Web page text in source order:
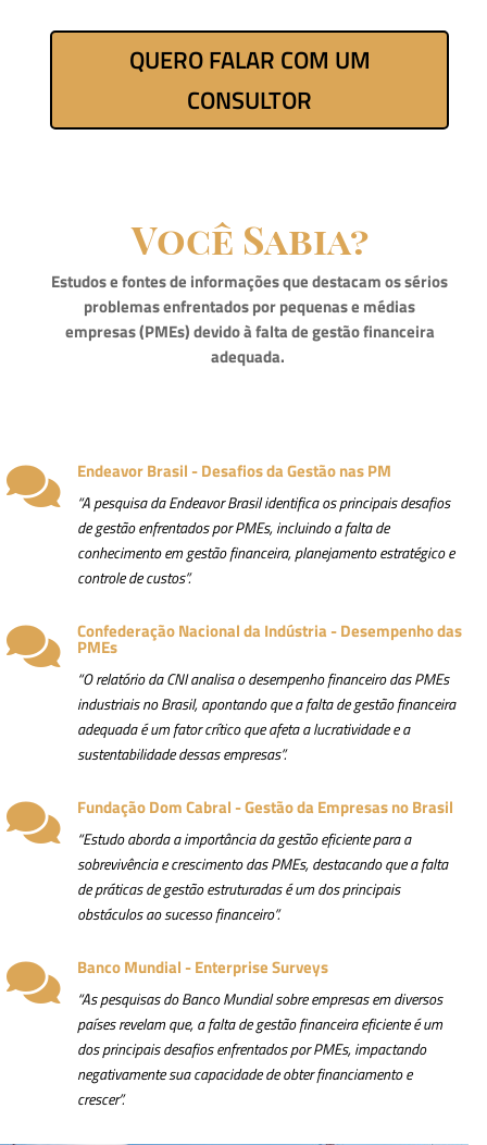
QUERO FALAR COM UM
CONSULTOR
Você Sabia?
Estudos e fontes de informações que destacam os sérios
problemas enfrentados por pequenas e médias
empresas (PMEs) devido à falta de gestão financeira
adequada.
 Endeavor Brasil - Desafios da Gestão nas PM
“A pesquisa da Endeavor Brasil identifica os principais desafios
de gestão enfrentados por PMEs, incluindo a falta de
conhecimento em gestão financeira, planejamento estratégico e
controle de custos”.
 Confederação Nacional da Indústria - Desempenho das
PMEs
“O relatório da CNI analisa o desempenho financeiro das PMEs
industriais no Brasil, apontando que a falta de gestão financeira
adequada é um fator crítico que afeta a lucratividade e a
sustentabilidade dessas empresas”.
 Fundação Dom Cabral - Gestão da Empresas no Brasil
“Estudo aborda a importância da gestão eficiente para a
sobrevivência e crescimento das PMEs, destacando que a falta
de práticas de gestão estruturadas é um dos principais
obstáculos ao sucesso financeiro”.
 Banco Mundial - Enterprise Surveys
“As pesquisas do Banco Mundial sobre empresas em diversos
países revelam que, a falta de gestão financeira eficiente é um
dos principais desafios enfrentados por PMEs, impactando
negativamente sua capacidade de obter financiamento e
crescer”.